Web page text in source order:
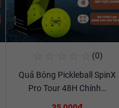
Xem chi tiết
(0)
Quả Bóng Pickleball SpinX
Pro Tour 48H Chính…